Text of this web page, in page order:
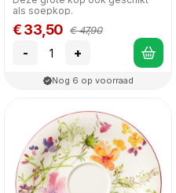
als soepkop.
€ 33,50 € 47,90
- +
Nog 6 op voorraad